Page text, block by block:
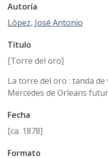
Autoría
López, José Antonio
Título
[Torre del oro]
La torre del oro : tanda de
Mercedes de Orleans
Fecha
[ca. 1878]
Formato